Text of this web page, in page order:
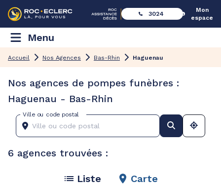
3024
Mon
espace
Menu
Accueil Nos Agences Bas-Rhin Haguenau
Nos agences de pompes funèbres :
Haguenau - Bas-Rhin
Ville ou code postal
6 agences trouvées :
Liste Carte